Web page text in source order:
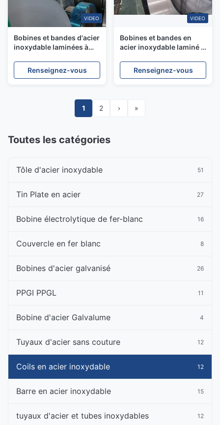
VIDEO
Bobines et bandes d'acier
inoxydable laminées à
finition 2B BA
Renseignez-vous
VIDEO
Bobines et bandes en
acier inoxydable laminé à
série 300 ASTM 316
Renseignez-vous
1 2 › »
Toutes les catégories
Tôle d'acier inoxydable 51
Tin Plate en acier 27
Bobine électrolytique de fer-blanc 16
Couvercle en fer blanc 8
Bobines d'acier galvanisé 26
PPGI PPGL 11
Bobine d'acier Galvalume 4
Tuyaux d'acier sans couture 12
Coils en acier inoxydable 12
Barre en acier inoxydable 15
tuyaux d'acier et tubes inoxydables 12